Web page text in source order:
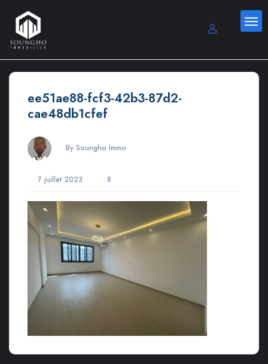
ee51ae88-fcf3-42b3-87d2-
cae48db1cfef
By Soungho Immo
7 juillet 2023 8